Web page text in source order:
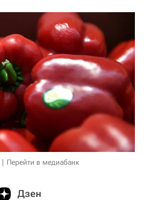
Перейти в медиабанк
Дзен